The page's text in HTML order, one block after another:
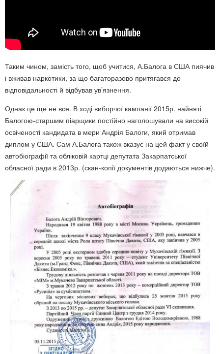
Таким чином, замість того, щоб учитися, А.Балога в США пиячив
і вживав наркотики, за що багаторазово притягався до
відповідальності й відбував ув’язнення.
Однак це ще не все. В ході виборчої кампанії 2015р. найняті
Балогою-старшим піарщики постійно наголошували на високій
освіченості кандидата в мери Андрія Балоги, який отримав
диплом у США. Сам А.Балога також вказує на цей факт у своїй
автобіографії та обліковій картці депутата Закарпатської
обласної ради в 2013р. (скан-копії документів додаються нижче).